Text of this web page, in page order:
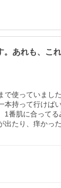
。あれも、こ
で使っていまし
本持って行けば
番肌に合ってる
出たり、痒かっ